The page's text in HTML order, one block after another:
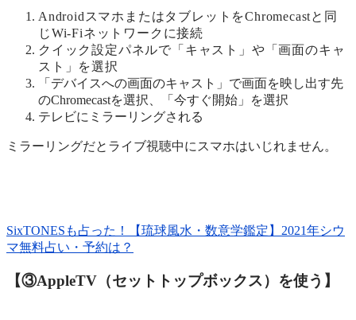
AndroidスマホまたはタブレットをChromecastと同
じWi-Fiネットワークに接続
クイック設定パネルで「キャスト」や「画面のキャ
スト」を選択
「デバイスへの画面のキャスト」で画面を映し出す先
のChromecastを選択、「今すぐ開始」を選択
テレビにミラーリングされる
ミラーリングだとライブ視聴中にスマホはいじれません。
SixTONESも占った！ 【琉球風水・数意学鑑定】 2021年シウ
マ無料占い・予約は？
【③AppleTV（セットトップボックス）を使う】